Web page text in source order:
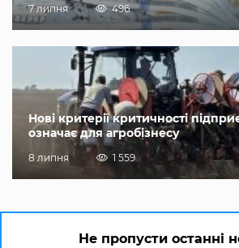
7 липня 496
Нові критерії критичності
означає для агробізнесу
8 липня 1 559
Не пропусти останні